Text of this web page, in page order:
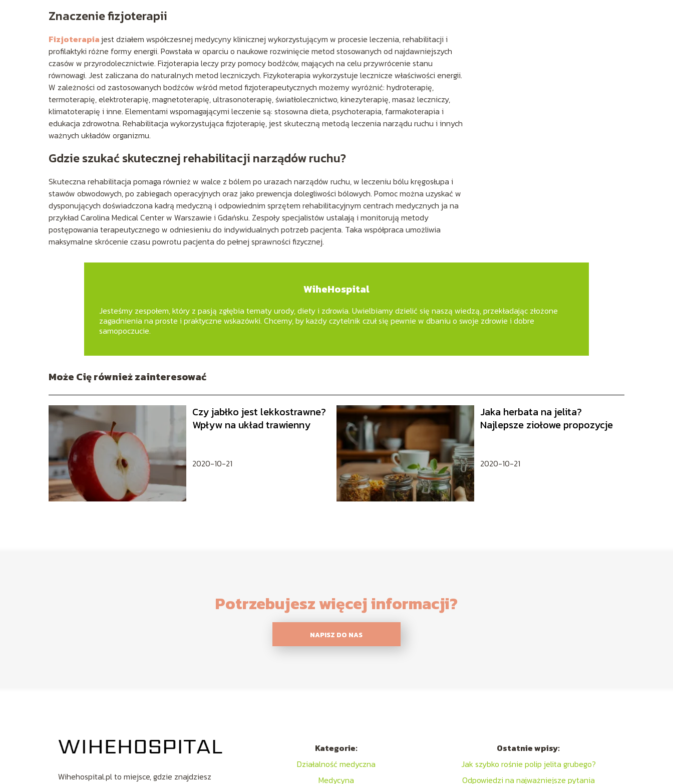
Znaczenie fizjoterapii
Fizjoterapiajest działem współczesnej medycyny klinicznej wykorzystującym w procesie leczenia, rehabilitacji i
profilaktyki różne formy energii. Powstała w oparciu o naukowe rozwinięcie metod stosowanych od najdawniejszych
czasów w przyrodolecznictwie. Fizjoterapia leczy przy pomocy bodźców, mających na celu przywrócenie stanu
równowagi. Jest zaliczana do naturalnych metod leczniczych. Fizykoterapia wykorzystuje lecznicze właściwości energii.
W zależności od zastosowanych bodźców wśród metod fizjoterapeutycznych możemy wyróżnić: hydroterapię,
termoterapię, elektroterapię, magnetoterapię, ultrasonoterapię, światłolecznictwo, kinezyterapię, masaż leczniczy,
klimatoterapię i inne. Elementami wspomagającymi leczenie są: stosowna dieta, psychoterapia, farmakoterapia i
edukacja zdrowotna. Rehabilitacja wykorzystująca fizjoterapię, jest skuteczną metodą leczenia narządu ruchu i innych
ważnych układów organizmu.
Gdzie szukać skutecznej rehabilitacji narządów ruchu?
Skuteczna rehabilitacja pomaga również w walce z bólem po urazach narządów ruchu, w leczeniu bólu kręgosłupa i
stawów obwodowych, po zabiegach operacyjnych oraz jako prewencja dolegliwości bólowych. Pomoc można uzyskać w
dysponujących doświadczona kadrą medyczną i odpowiednim sprzętem rehabilitacyjnym centrach medycznych ja na
przykład Carolina Medical Center w Warszawie i Gdańsku. Zespoły specjalistów ustalają i monitorują metody
postępowania terapeutycznego w odniesieniu do indywidualnych potrzeb pacjenta. Taka współpraca umożliwia
maksymalne skrócenie czasu powrotu pacjenta do pełnej sprawności fizycznej.
WiheHospital
Jesteśmy zespołem, który z pasją zgłębia tematy urody, diety i zdrowia. Uwielbiamy dzielić się naszą wiedzą, przekładając złożone
zagadnienia na proste i praktyczne wskazówki. Chcemy, by każdy czytelnik czuł się pewnie w dbaniu o swoje zdrowie i dobre
samopoczucie.
Może Cię również zainteresować
Czy jabłko jest lekkostrawne?
Wpływ na układ trawienny
2020-10-21
Jaka herbata na jelita?
Najlepsze ziołowe propozycje
2020-10-21
Potrzebujesz więcej informacji?
NAPISZ DO NAS
Wihehospital.pl to miejsce, gdzie znajdziesz
Kategorie:
Działalność medyczna
Medycyna
Ostatnie wpisy:
Jak szybko rośnie polip jelita grubego?
Odpowiedzi na najważniejsze pytania